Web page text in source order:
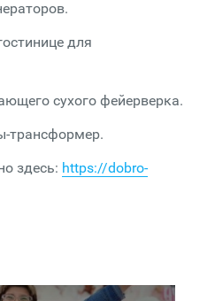
для
сухого фейерверка.
трансформер.
здесь: https://dobro-